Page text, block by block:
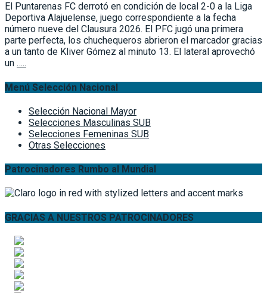
El Puntarenas FC derrotó en condición de local 2-0 a la Liga
Deportiva Alajuelense, juego correspondiente a la fecha
número nueve del Clausura 2026. El PFC jugó una primera
parte perfecta, los chuchequeros abrieron el marcador gracias
a un tanto de Kliver Gómez al minuto 13. El lateral aprovechó
un …..
Menú Selección Nacional
Selección Nacional Mayor
Selecciones Masculinas SUB
Selecciones Femeninas SUB
Otras Selecciones
Patrocinadores Rumbo al Mundial
GRACIAS A NUESTROS PATROCINADORES